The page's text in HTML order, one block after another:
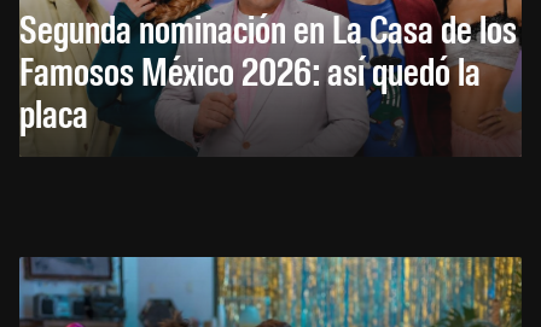
Segunda nominación en La Casa de los
Famosos México 2026: así quedó la
placa